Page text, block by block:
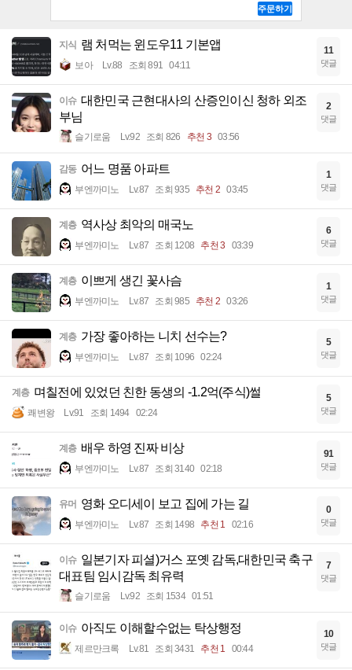
지식 램 처먹는 윈도우11 기본앱
보아 Lv.88 조회 891 04:11
11
댓글
이슈 대한민국 근현대사의 산증인이신 청하 외조
부님
슬기로움 Lv.92 조회 826 추천 3 03:56
2
댓글
감동 어느 명품 아파트
부엔까미노 Lv.87 조회 935 추천 2 03:45
1
댓글
계층 역사상 최악의 매국노
부엔까미노 Lv.87 조회 1208 추천 3 03:39
6
댓글
계층 이쁘게 생긴 꽃사슴
부엔까미노 Lv.87 조회 985 추천 2 03:26
1
댓글
계층 가장 좋아하는 니치 선수는?
부엔까미노 Lv.87 조회 1096 02:24
5
댓글
계층 며칠전에 있었던 친한 동생의 -1.2억(주식)썰
쾌변왕 Lv.91 조회 1494 02:24
5
댓글
계층 배우 하영 진짜 비상
부엔까미노 Lv.87 조회 3140 02:18
91
댓글
유머 영화 오디세이 보고 집에 가는 길
부엔까미노 Lv.87 조회 1498 추천 1 02:16
0
댓글
이슈 일본기자 피셜)거스 포옛 감독,대한민국 축구
대표팀 임시감독 최유력
슬기로움 Lv.92 조회 1534 01:51
7
댓글
이슈 아직도 이해할수없는 탁상행정
제르만크록 Lv.81 조회 3431 추천 1 00:44
10
댓글